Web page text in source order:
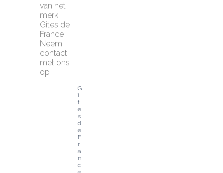
van het
merk
Gîtes de
France
Neem
contact
met ons
op
G
î
t
e
s
d
e
F
r
a
n
c